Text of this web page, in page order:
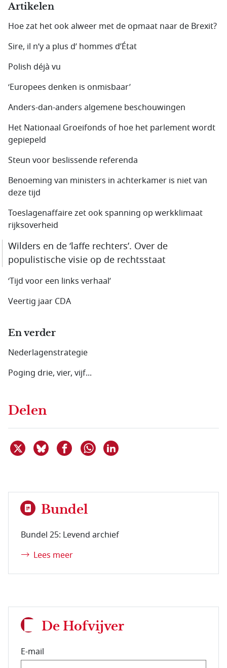
Artikelen
Hoe zat het ook alweer met de opmaat naar de Brexit?
Sire, il n’y a plus d’ hommes d’État
Polish déjà vu
‘Europees denken is onmisbaar’
Anders-dan-anders algemene beschouwingen
Het Nationaal Groeifonds of hoe het parlement wordt
gepiepeld
Steun voor beslissende referenda
Benoeming van ministers in achterkamer is niet van
deze tijd
Toeslagenaffaire zet ook spanning op werkklimaat
rijksoverheid
Wilders en de ‘laffe rechters’. Over de
populistische visie op de rechtsstaat
‘Tijd voor een links verhaal’
Veertig jaar CDA
En verder
Nederlagenstrategie
Poging drie, vier, vijf...
Delen
Deel dit item op X
Deel dit item op Bluesky
Deel dit item op Facebook
Delen via WhatsApp
Bundel
Bundel 25: Levend archief
Lees meer
De Hofvijver
E-mail